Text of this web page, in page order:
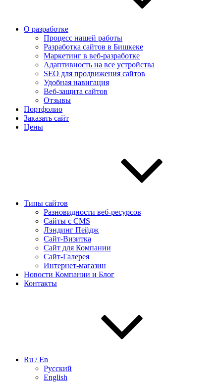
О разработке
Процесс нашей работы
Разработка сайтов в Бишкеке
Маркетинг в веб-разработке
Адаптивность на все устройства
SEO для продвижения сайтов
Удобная навигация
Веб-защита сайтов
Отзывы
Портфолио
Заказать сайт
Цены
Типы сайтов
Разновидности веб-ресурсов
Сайты с CMS
Лэндинг Пейдж
Сайт-Визитка
Сайт для Компании
Сайт-Галерея
Интернет-магазин
Новости Компании и Блог
Контакты
Ru / En
Русский
English